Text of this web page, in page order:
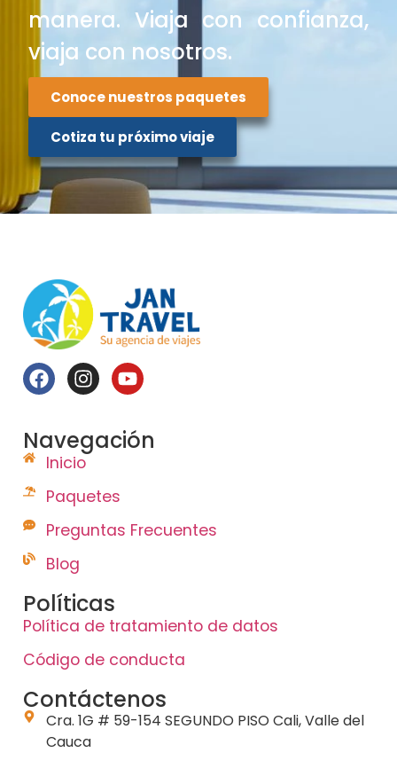
manera. Viaja con confianza,
viaja con nosotros.
Conoce nuestros paquetes
Cotiza tu próximo viaje
Navegación
Inicio
Paquetes
Preguntas Frecuentes
Blog
Políticas
Política de tratamiento de datos
Código de conducta
Contáctenos
Cra. 1G # 59-154 SEGUNDO PISO Cali, Valle del
Cauca